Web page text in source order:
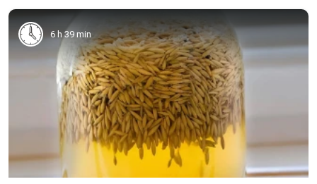
6 h 39 min